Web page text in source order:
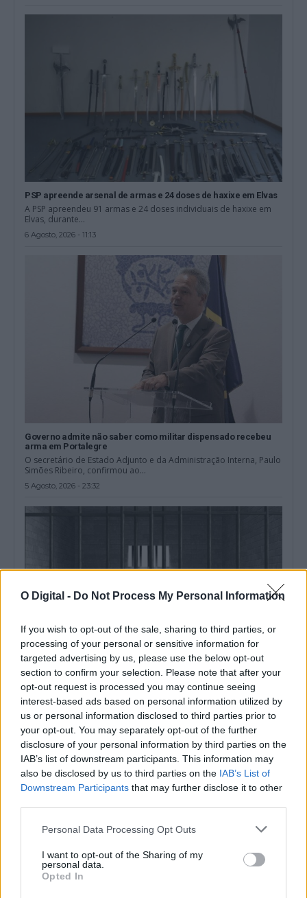
O Digital - Do Not Process My Personal Information
If you wish to opt-out of the sale, sharing to third parties, or
processing of your personal or sensitive information for
targeted advertising by us, please use the below opt-out
section to confirm your selection. Please note that after your
opt-out request is processed you may continue seeing
interest-based ads based on personal information utilized by
us or personal information disclosed to third parties prior to
your opt-out. You may separately opt-out of the further
disclosure of your personal information by third parties on the
IAB’s list of downstream participants. This information may
also be disclosed by us to third parties on the IAB’s List of
Downstream Participants that may further disclose it to other
Personal Data Processing Opt Outs
I want to opt-out of the Sharing of my
personal data.
Opted In
PSP apreende arsenal de armas e 24 doses de haxixe em Elvas
A PSP apreendeu 91 armas e 24 doses individuais de haxixe em
Elvas, durante...
6 Agosto, 2026 - 11:13
Governo admite não saber como militar dispensado recebeu
arma em Portalegre
O secretário de Estado Adjunto e da Administração Interna, Paulo
Simões Ribeiro, confirmou ao...
5 Agosto, 2026 - 23:32
Um dos detidos na operação da PJ em Sines morreu na prisão
Um dos três detidos na operação da Polícia Judiciária que
resultou na apreensão de...
5 Agosto, 2026 - 18:01